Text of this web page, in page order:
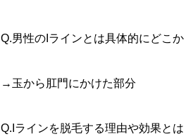
Q.男性のIラインとは具体的にどこか
→玉から肛門にかけた部分
Q.Iラインを脱毛する理由や効果とは